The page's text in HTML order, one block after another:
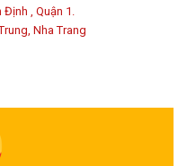
, Quận 1.
Nha Trang